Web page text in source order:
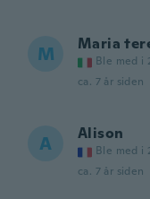
M Maria
Ble med i
ca. 7 år siden
A Alison
Ble med i
ca. 7 år siden